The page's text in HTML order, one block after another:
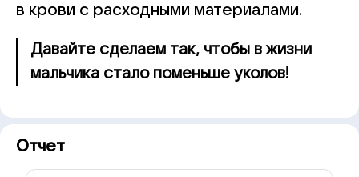
в крови с расходными материалами.
Давайте сделаем так, чтобы в жизни
мальчика стало поменьше уколов!
Отчет